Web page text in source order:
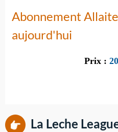
Abonnement
aujourd'hui
Prix :
La Leche